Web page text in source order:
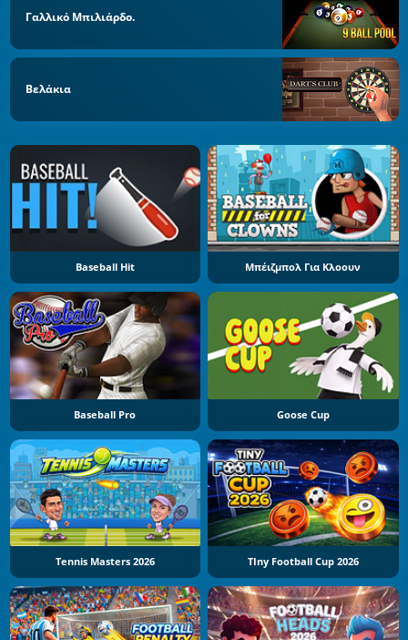
Γαλλικό Μπιλιάρδο.
Βελάκια
Baseball Hit Μπέιζμπολ Για Κλοουν
Baseball Pro Goose Cup
Tennis Masters 2026 TIny Football Cup 2026